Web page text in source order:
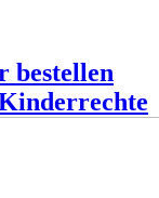
bestellen